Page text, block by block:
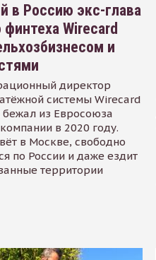
в Россию экс-глава
Wirecard
и
директор
системы Wirecard
из Евросоюза
в 2020 году.
в Москве, свободно
по России и даже ездит
территории